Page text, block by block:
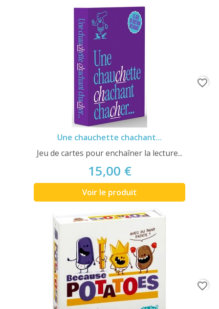
Une chauchette chachant...
Jeu de cartes pour enchaîner la lecture...
15,00 €
Voir le produit
favorite_border
favorite_border